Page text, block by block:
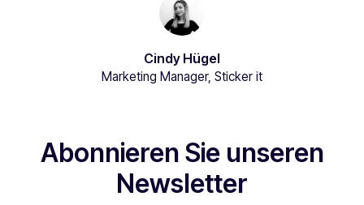
Cindy Hügel
Marketing Manager, Sticker it
Abonnieren Sie unseren
Newsletter